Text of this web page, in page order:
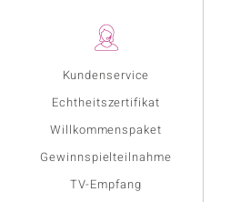
Kundenservice
Echtheitszertifikat
Willkommenspaket
Gewinnspielteilnahme
TV-Empfang